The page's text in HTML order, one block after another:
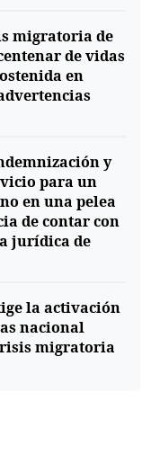
migratoria de
de vidas
en
y
para un
en una pelea
de contar con
jurídica de
la activación
nacional
migratoria